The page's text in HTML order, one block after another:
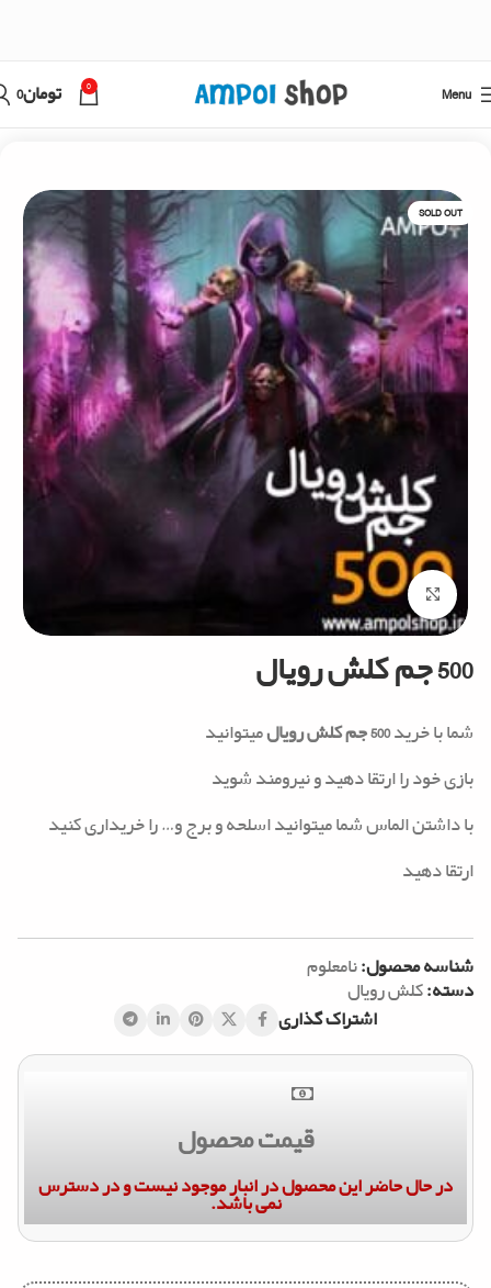
Menu
0 تومان0
SOLD OUT
Click to enlarge
500 جم کلش رویال
شما با خرید500 جم کلش رویال
میتوانید
بازی خود را ارتقا دهید و نیرومند شوید
با داشتن الماس شما میتوانید اسلحه و برج و… را خریداری کنید
ارتقا دهید
شناسه محصول:نامعلوم
دسته:کلش رویال
اشتراک گذاری
قیمت محصول
در حال حاضر این محصول در انبار موجود نیست و در دسترس
نمی باشد.